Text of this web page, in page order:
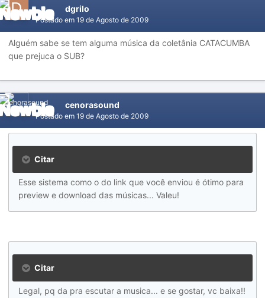
dgrilo
Postado em 19 de Agosto de 2009
Alguém sabe se tem alguma música da coletânia CATACUMBA
que prejuca o SUB?
cenorasound
Postado em 19 de Agosto de 2009
Citar
Esse sistema como o do link que você enviou é ótimo para
preview e download das músicas... Valeu!
Citar
Legal, pq da pra escutar a musica... e se gostar, vc baixa!!